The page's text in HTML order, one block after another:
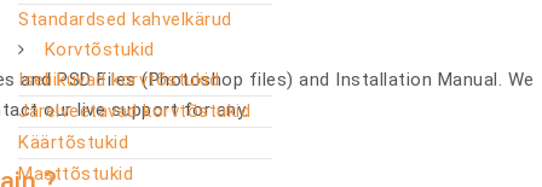
Standardsed kahvelkärud
Korvtõstukid
Iseliikuvad korvtõstukid
Järelveetavad korvtõstukid
Käärtõstukid
Masttõstukid
and PSD Files (Photoshop files) and Installation Manual. We
our live support for any.